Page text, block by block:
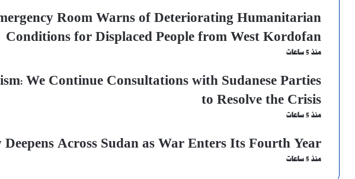
Room Warns of Deteriorating Humanitarian
Conditions for Displaced People from West Kordofan
منذ 5 ساعات
We Continue Consultations with Sudanese Parties
to Resolve the Crisis
منذ 5 ساعات
Deepens Across Sudan as War Enters Its Fourth Year
منذ 5 ساعات